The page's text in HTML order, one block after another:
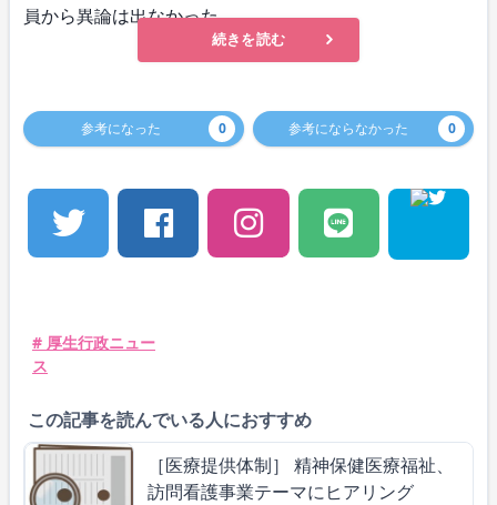
員から異論は出なかった。
続きを読む
参考になった 0 参考にならなかった 0
# 厚生行政ニュー
ス
この記事を読んでいる人におすすめ
［医療提供体制］ 精神保健医療福祉、
訪問看護事業テーマにヒアリング